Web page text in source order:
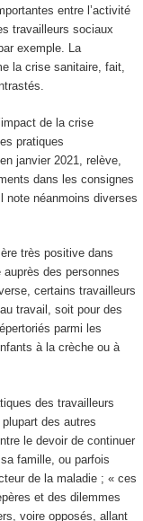
entre l’activité
travailleurs sociaux
exemple. La
la crise sanitaire, fait,
de la crise
pratiques
janvier 2021, relève,
dans les consignes
note néanmoins diverses
très positive dans
des personnes
certains travailleurs
travail, soit pour des
parmi les
à la crèche ou à
des travailleurs
des autres
le devoir de continuer
famille, ou parfois
de la maladie ; « ces
et des dilemmes
voire opposés, allant